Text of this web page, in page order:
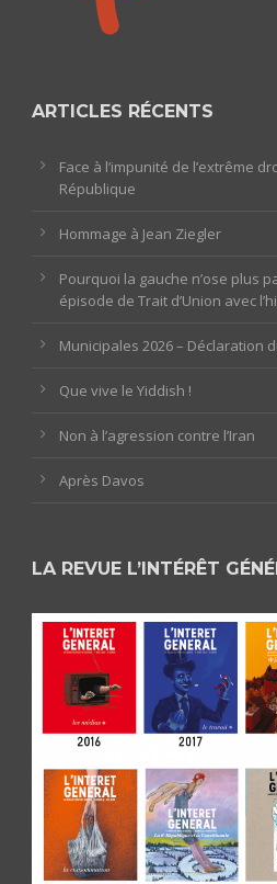
ARTICLES RÉCENTS
Face à l’impunité de l’extrême
République
Hommage à Jean Ziegler
Pourquoi la gauche n’ose plus
épisode de Trait d’Union avec
Municipales 2026 – Déclaration
Que vive le Yiddish !
Non à l’agression contre l’Iran
Après Davos
LA REVUE L’INTÉRÊT